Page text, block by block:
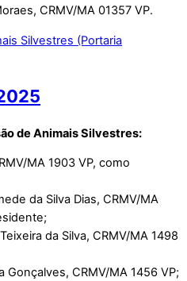
CRMV/MA 01357 VP.
Silvestres (Portaria
de Animais Silvestres:
MA 1903 VP, como
da Silva Dias, CRMV/MA
da Silva, CRMV/MA 1498
Gonçalves, CRMV/MA 1456 VP;